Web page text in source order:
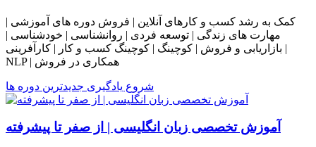
کمک به رشد کسب و کارهای آنلاین | فروش دوره های آموزشی |
مهارت های زندگی | توسعه فردی | روانشناسی | خودشناسی |
بازاریابی و فروش | کوچینگ | کوچینگ کسب و کار | کارآفرینی |
NLP | همکاری در فروش
شروع یادگیری جدیدترین دوره ها
آموزش تخصصی زبان انگلیسی | از صفر تا پیشرفته